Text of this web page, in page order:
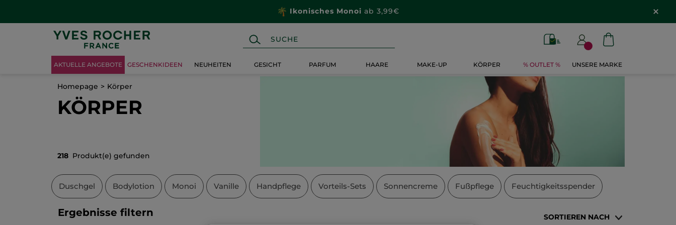
Ikonisches Monoi ab 3,99€
AKTUELLE ANGEBOTE GESCHENKIDEEN NEUHEITEN GESICHT PARFUM HAARE MAKE-UP KÖRPER % OUTLET % UNSERE MARKE
Homepage Körper
KÖRPER
218 Produkt(e) gefunden
Duschgel Bodylotion Monoi Vanille Handpflege Vorteils-Sets Sonnencreme Fußpflege Feuchtigkeitsspender
Ergebnisse filtern SORTIEREN NACH